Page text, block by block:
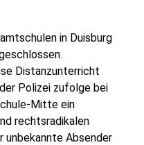
in Duisburg
Distanzunterricht
Polizei zufolge bei
Mitte ein
rechtsradikalen
unbekannte Absender